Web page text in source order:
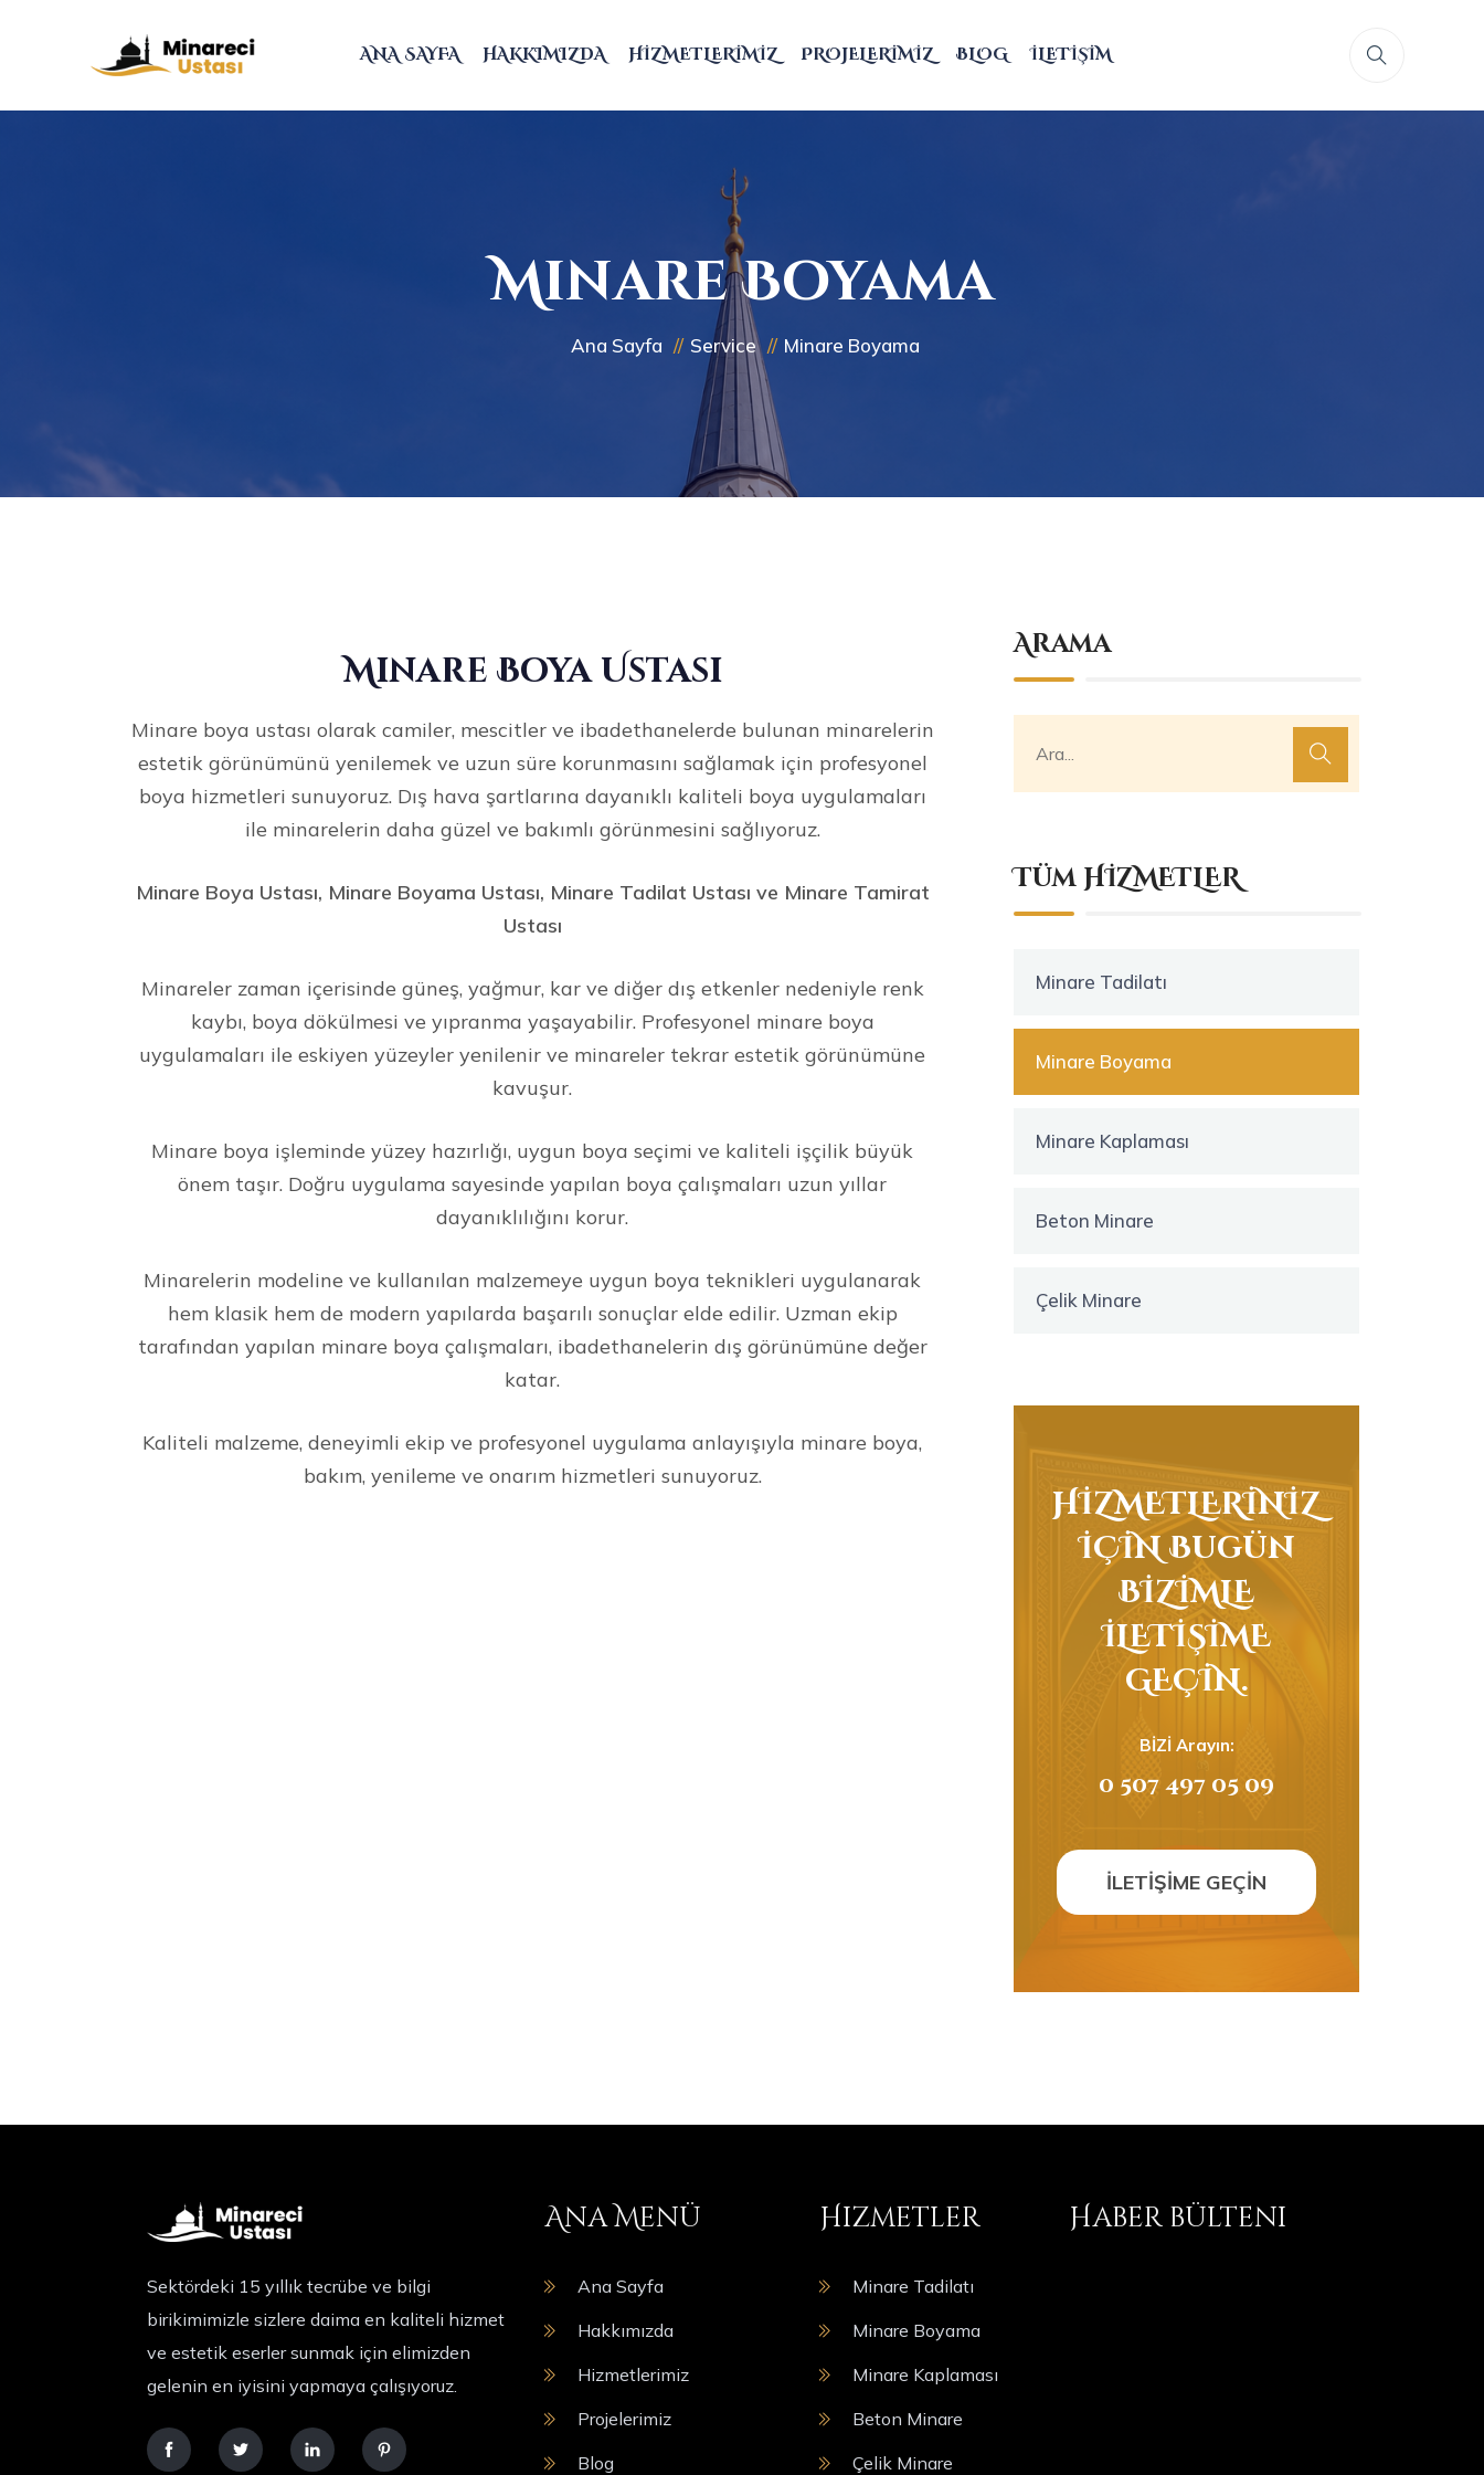
ANA SAYFA HAKKIMIZDA HIZMETLERIMIZ PROJELERIMIZ BLOG İLETIŞIM
Minare Boyama
Ana Sayfa Service Minare Boyama
Minare Boya Ustası
Minare boya ustası olarak camiler, mescitler ve ibadethanelerde bulunan minarelerin
estetik görünümünü yenilemek ve uzun süre korunmasını sağlamak için profesyonel
boya hizmetleri sunuyoruz. Dış hava şartlarına dayanıklı kaliteli boya uygulamaları
ile minarelerin daha güzel ve bakımlı görünmesini sağlıyoruz.
Minare Boya Ustası, Minare Boyama Ustası, Minare Tadilat Ustası ve Minare Tamirat
Ustası
Minareler zaman içerisinde güneş, yağmur, kar ve diğer dış etkenler nedeniyle renk
kaybı, boya dökülmesi ve yıpranma yaşayabilir. Profesyonel minare boya
uygulamaları ile eskiyen yüzeyler yenilenir ve minareler tekrar estetik görünümüne
kavuşur.
Minare boya işleminde yüzey hazırlığı, uygun boya seçimi ve kaliteli işçilik büyük
önem taşır. Doğru uygulama sayesinde yapılan boya çalışmaları uzun yıllar
dayanıklılığını korur.
Minarelerin modeline ve kullanılan malzemeye uygun boya teknikleri uygulanarak
hem klasik hem de modern yapılarda başarılı sonuçlar elde edilir. Uzman ekip
tarafından yapılan minare boya çalışmaları, ibadethanelerin dış görünümüne değer
katar.
Kaliteli malzeme, deneyimli ekip ve profesyonel uygulama anlayışıyla minare boya,
bakım, yenileme ve onarım hizmetleri sunuyoruz.
Arama
Tüm HİZMETLER
Minare Tadilatı
Minare Boyama
Minare Kaplaması
Beton Minare
Çelik Minare
HİZMETLERİNİZ
İÇİN Bugün
BİZİMLE
İLETİŞİME
GEÇİN.
BİZİ Arayın:
0 507 497 05 09
İLETİŞİME GEÇİN
Sektördeki 15 yıllık tecrübe ve bilgi
birikimimizle sizlere daima en kaliteli hizmet
ve estetik eserler sunmak için elimizden
gelenin en iyisini yapmaya çalışıyoruz.
Ana Menü
Ana Sayfa
Hakkımızda
Hizmetlerimiz
Projelerimiz
Blog
Hizmetler
Minare Tadilatı
Minare Boyama
Minare Kaplaması
Beton Minare
Çelik Minare
Haber bülteni